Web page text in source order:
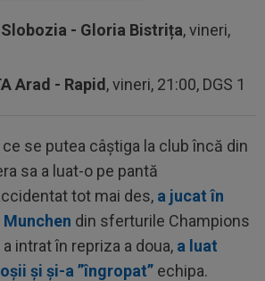
- Gloria Bistrița, vineri,
Arad - Rapid, vineri, 21:00, DGS 1
se putea câștiga la club încă din
sa a luat-o pe pantă
tot mai des, a jucat în
din sferturile Champions
intrat în repriza a doua, a luat
și și-a ”îngropat” echipa.